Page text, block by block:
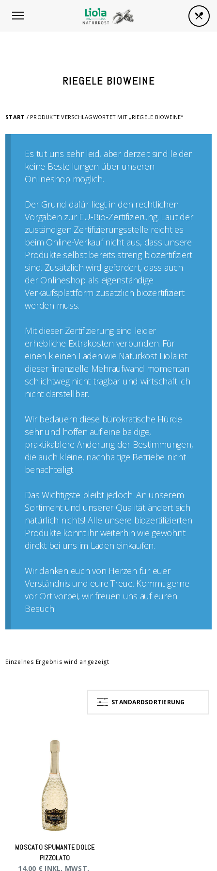
RIEGELE BIOWEINE
START / PRODUKTE VERSCHLAGWORTET MIT „RIEGELE BIOWEINE“
Es tut uns sehr leid, aber derzeit sind leider
keine Bestellungen über unseren
Onlineshop möglich.
Der Grund dafür liegt in den rechtlichen
Vorgaben zur EU-Bio-Zertifizierung. Laut der
zuständigen Zertifizierungsstelle reicht es
beim Online-Verkauf nicht aus, dass unsere
Produkte selbst bereits streng biozertifiziert
sind. Zusätzlich wird gefordert, dass auch
der Onlineshop als eigenständige
Verkaufsplattform zusätzlich biozertifiziert
werden muss.
Mit dieser Zertifizierung sind leider
erhebliche Extrakosten verbunden. Für
einen kleinen Laden wie Naturkost Liola ist
dieser finanzielle Mehraufwand momentan
schlichtweg nicht tragbar und wirtschaftlich
nicht darstellbar.
Wir bedauern diese bürokratische Hürde
sehr und hoffen auf eine baldige,
praktikablere Änderung der Bestimmungen,
die auch kleine, nachhaltige Betriebe nicht
benachteiligt.
Das Wichtigste bleibt jedoch. An unserem
Sortiment und unserer Qualität ändert sich
natürlich nichts! Alle unsere biozertifizierten
Produkte könnt ihr weiterhin wie gewohnt
direkt bei uns im Laden einkaufen.
Wir danken euch von Herzen für euer
Verständnis und eure Treue. Kommt gerne
vor Ort vorbei, wir freuen uns auf euren
Besuch!
Einzelnes Ergebnis wird angezeigt
STANDARDSORTIERUNG
MOSCATO SPUMANTE DOLCE
PIZZOLATO
14,00 € INKL. MWST.